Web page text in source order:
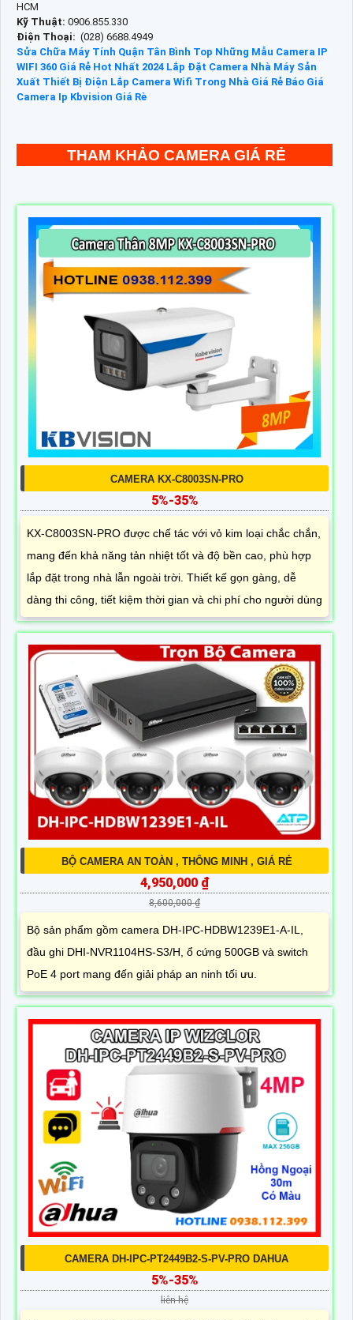
HCM
Kỹ Thuật: 0906.855.330
Điện Thoại: (028) 6688.4949
Sửa Chữa Máy Tính Quận Tân Bình Top Những Mẫu Camera IP
WIFI 360 Giá Rẻ Hot Nhất 2024 Lắp Đặt Camera Nhà Máy Sản
Xuất Thiết Bị Điện Lắp Camera Wifi Trong Nhà Giá Rẻ Báo Giá
Camera Ip Kbvision Giá Rè
THAM KHẢO CAMERA GIÁ RẺ
CAMERA KX-C8003SN-PRO
5%-35%
KX-C8003SN-PRO được chế tác với vỏ kim loại chắc chắn,
mang đến khả năng tản nhiệt tốt và độ bền cao, phù hợp
lắp đặt trong nhà lẫn ngoài trời. Thiết kế gọn gàng, dễ
dàng thi công, tiết kiệm thời gian và chi phí cho người dùng
BỘ CAMERA AN TOÀN , THÔNG MINH , GIÁ RẺ
4,950,000 ₫
8,600,000 ₫
Bộ sản phẩm gồm camera DH-IPC-HDBW1239E1-A-IL,
đầu ghi DHI-NVR1104HS-S3/H, ổ cứng 500GB và switch
PoE 4 port mang đến giải pháp an ninh tối ưu.
CAMERA DH-IPC-PT2449B2-S-PV-PRO DAHUA
5%-35%
liên hệ